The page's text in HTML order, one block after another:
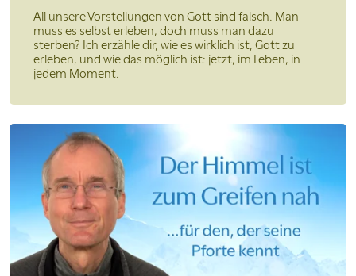
All unsere Vorstellungen von Gott sind falsch. Man
muss es selbst erleben, doch muss man dazu
sterben? Ich erzähle dir, wie es wirklich ist, Gott zu
erleben, und wie das möglich ist: jetzt, im Leben, in
jedem Moment.